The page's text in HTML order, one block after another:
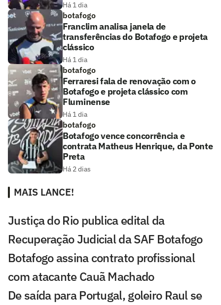
Há 1 dia
botafogo
Franclim analisa janela de
transferências do Botafogo e projeta
clássico
Há 1 dia
botafogo
Ferraresi fala de renovação com o
Botafogo e projeta clássico com
Fluminense
Há 1 dia
botafogo
Botafogo vence concorrência e
contrata Matheus Henrique, da Ponte
Preta
Há 2 dias
MAIS LANCE!
Justiça do Rio publica edital da
Recuperação Judicial da SAF Botafogo
Botafogo assina contrato profissional
com atacante Cauã Machado
De saída para Portugal, goleiro Raul se